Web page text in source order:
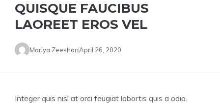
QUISQUE FAUCIBUS
LAOREET EROS VEL
Mariya ZeeshanApril 26, 2020
Integer quis nisl at orci feugiat lobortis quis a odio.